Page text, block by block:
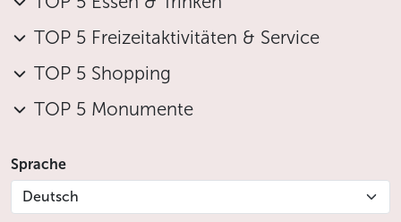
TOP 5 Freizeitaktivitäten & Service
TOP 5 Shopping
TOP 5 Monumente
Sprache
Deutsch